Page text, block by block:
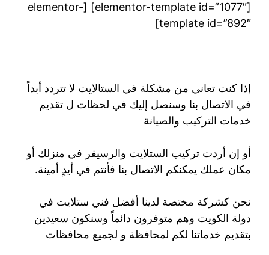
[elementor-template id=”1077″] [elementor-
template id=”892″]
إذا كنت تعاني من مشكلة في الستالايت لا تتردد أبداً
في الاتصال بنا وسنصل إليك في لحظات ل تقديم
خدمات التركيب والصيانة
أو إن أردت تركيب الستلايت والرسيفر في منزلك أو
مكان عملك يمكنكم الاتصال بنا فأنتم في أيدٍ أمينة.
نحن كشركة مختصة لدينا أفضل فني ستلايت في
دولة الكويت وهم متوفرون دائماً وسنكون سعيدين
بتقديم خدماتنا لكم لمحافظة و لجميع محافظات